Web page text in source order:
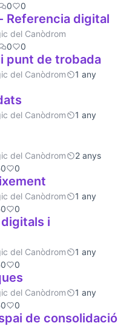
0 0
Referencia digital
del Canòdrom
0 0
punt de trobada
del Canòdrom
1 any
del Canòdrom
1 any
del Canòdrom
2 anys
0 0
del Canòdrom
1 any
0 0
i
del Canòdrom
1 any
0 0
del Canòdrom
1 any
0 0
de consolidació